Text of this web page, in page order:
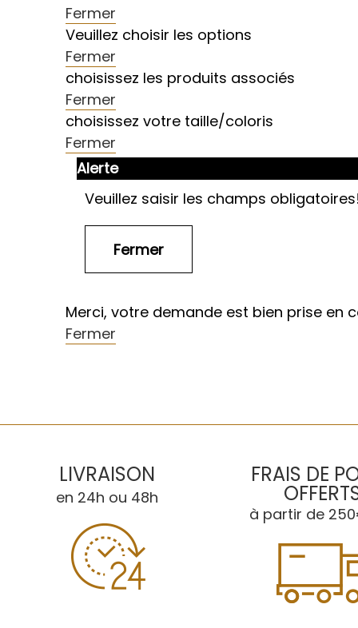
Fermer
Veuillez choisir les options
Fermer
choisissez les produits associés
Fermer
choisissez votre taille/coloris
Fermer
Alerte
Veuillez saisir les champs
Merci, votre demande est bien prise en
Fermer
LIVRAISON
en 24h ou 48h
FRAIS DE
à partir de